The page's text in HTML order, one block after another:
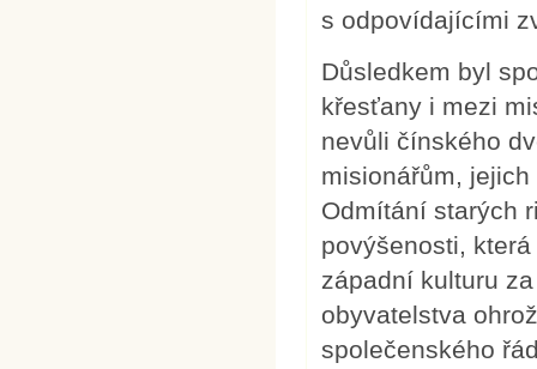
s odpovídajícími
Důsledkem byl
křesťany i mezi
nevůli čínského
misionářům,
Odmítání starých
povýšenosti,
západní kulturu
obyvatelstva
společenského